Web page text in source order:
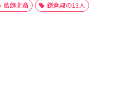
葛飾北斎 鎌倉殿の13人